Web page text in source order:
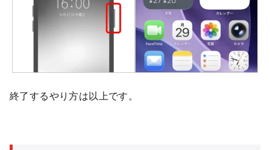
終了するやり方は以上です。